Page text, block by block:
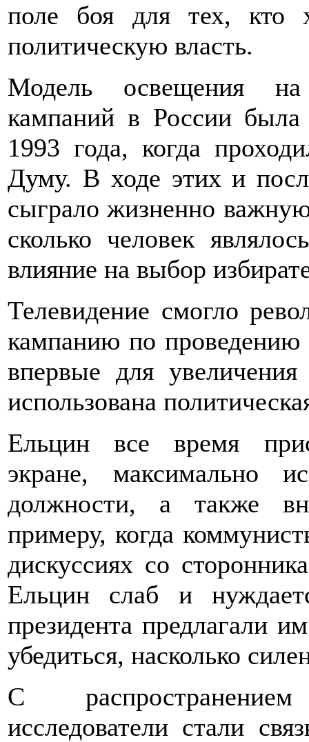
поле боя для тех, кто
политическую власть.
Модель освещения на
кампаний в России была
1993 года, когда
Думу. В ходе этих и
сыграло жизненно
сколько человек
влияние на выбор
Телевидение смогло
кампанию по проведению
впервые для
использована
Ельцин все время
экране, максимально
должности, а также
примеру, когда
дискуссиях со
Ельцин слаб и
президента предлагали
убедиться, насколько
С
исследователи стали